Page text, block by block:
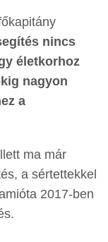
nincs
életkorhoz
nagyon
a
ma már
a sértettekkel
2017-ben